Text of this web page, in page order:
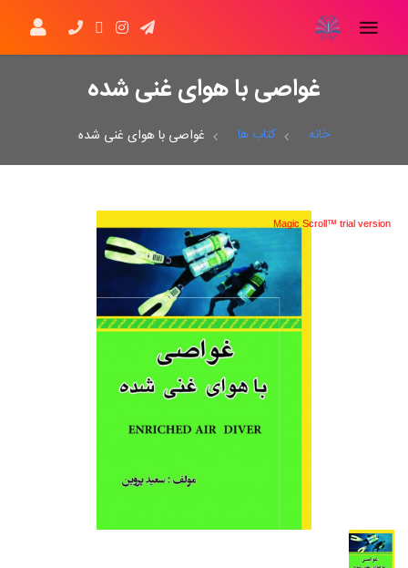
غواصی با هوای غنی شده
خانه کتاب ها غواصی با هوای غنی شده
Magic Scroll™ trial version